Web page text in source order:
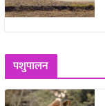
पशुपालन